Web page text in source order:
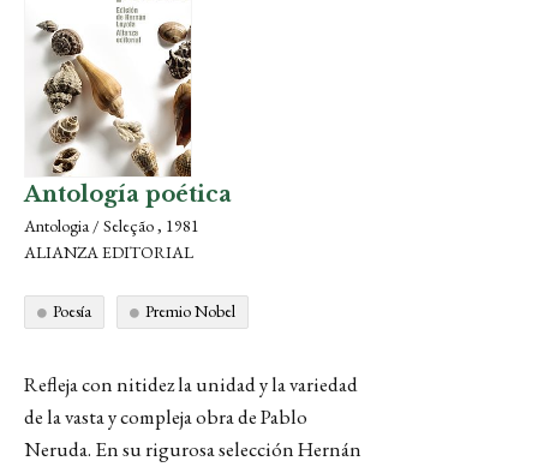
Antología poética
Antologia / Seleção , 1981
ALIANZA EDITORIAL
Poesía Premio Nobel
Refleja con nitidez la unidad y la variedad
de la vasta y compleja obra de Pablo
Neruda. En su rigurosa selección Hernán